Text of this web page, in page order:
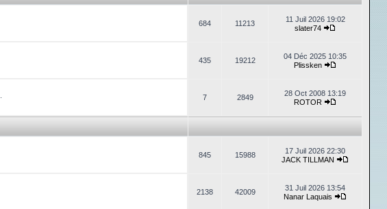
684 11213
11 Juil 2026 19:02
slater74
435 19212
04 Déc 2025 10:35
Plissken
7 2849
28 Oct 2008 13:19
ROTOR
845 15988
17 Juil 2026 22:30
JACK TILLMAN
2138 42009
31 Juil 2026 13:54
Nanar Laquais